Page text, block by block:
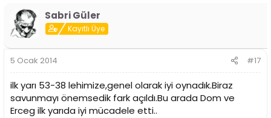
Sabri Güler
Kayıtlı Üye
5 Ocak 2014 #17
ilk yarı 53-38 lehimize,genel olarak iyi oynadık.Biraz
savunmayı önemsedik fark açıldı.Bu arada Dom ve
Erceg ilk yarıda iyi mücadele etti..